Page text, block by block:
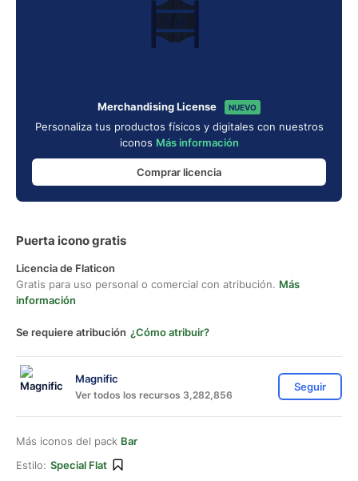
Merchandising License NUEVO
Personaliza tus productos físicos y digitales con nuestros
iconos Más información
Comprar licencia
Puerta icono gratis
Licencia de Flaticon
Gratis para uso personal o comercial con atribución. Más
información
Se requiere atribución ¿Cómo atribuir?
Magnific
Ver todos los recursos 3,282,856
Seguir
Más iconos del pack Bar
Estilo: Special Flat